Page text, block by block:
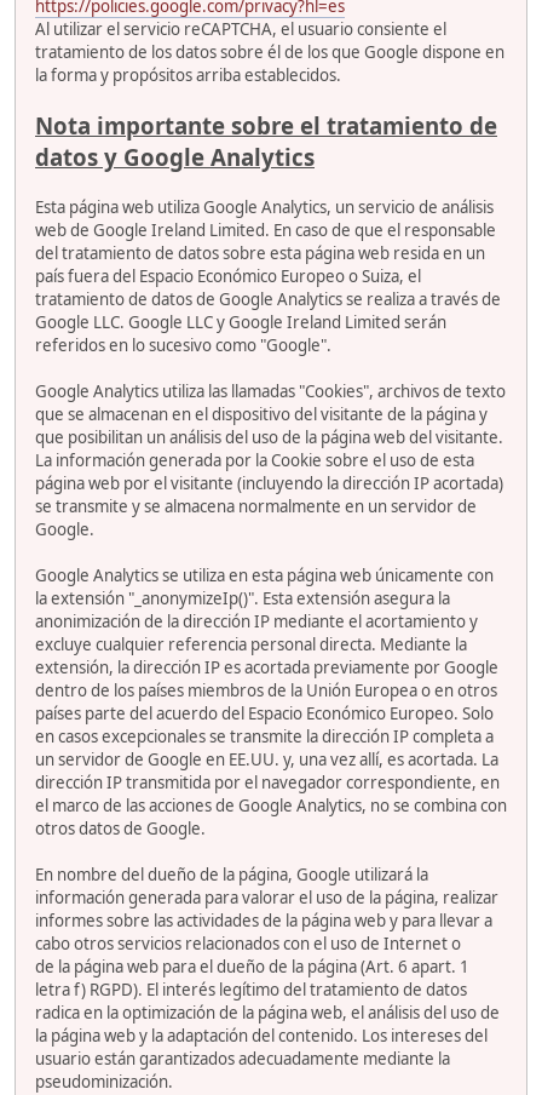
https://policies.google.com/privacy?hl=es
Al utilizar el servicio reCAPTCHA, el usuario consiente el
tratamiento de los datos sobre él de los que Google dispone en
la forma y propósitos arriba establecidos.
Nota importante sobre el tratamiento de
datos y Google Analytics
Esta página web utiliza Google Analytics, un servicio de análisis
web de Google Ireland Limited. En caso de que el responsable
del tratamiento de datos sobre esta página web resida en un
país fuera del Espacio Económico Europeo o Suiza, el
tratamiento de datos de Google Analytics se realiza a través de
Google LLC. Google LLC y Google Ireland Limited serán
referidos en lo sucesivo como "Google".
Google Analytics utiliza las llamadas "Cookies", archivos de texto
que se almacenan en el dispositivo del visitante de la página y
que posibilitan un análisis del uso de la página web del visitante.
La información generada por la Cookie sobre el uso de esta
página web por el visitante (incluyendo la dirección IP acortada)
se transmite y se almacena normalmente en un servidor de
Google.
Google Analytics se utiliza en esta página web únicamente con
la extensión "_anonymizeIp()". Esta extensión asegura la
anonimización de la dirección IP mediante el acortamiento y
excluye cualquier referencia personal directa. Mediante la
extensión, la dirección IP es acortada previamente por Google
dentro de los países miembros de la Unión Europea o en otros
países parte del acuerdo del Espacio Económico Europeo. Solo
en casos excepcionales se transmite la dirección IP completa a
un servidor de Google en EE.UU. y, una vez allí, es acortada. La
dirección IP transmitida por el navegador correspondiente, en
el marco de las acciones de Google Analytics, no se combina con
otros datos de Google.
En nombre del dueño de la página, Google utilizará la
información generada para valorar el uso de la página, realizar
informes sobre las actividades de la página web y para llevar a
cabo otros servicios relacionados con el uso de Internet o
de la página web para el dueño de la página (Art. 6 apart. 1
letra f) RGPD). El interés legítimo del tratamiento de datos
radica en la optimización de la página web, el análisis del uso de
la página web y la adaptación del contenido. Los intereses del
usuario están garantizados adecuadamente mediante la
pseudominización.